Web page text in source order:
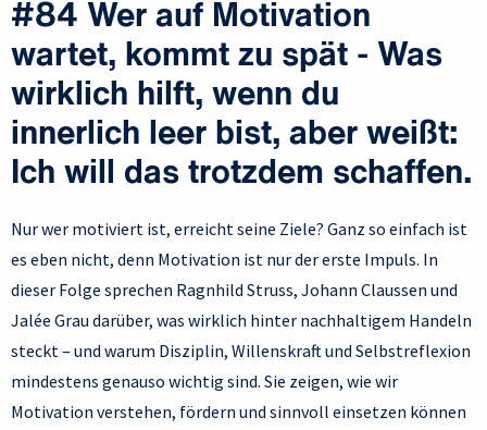
#84 Wer auf Motivation
wartet, kommt zu spät - Was
wirklich hilft, wenn du
innerlich leer bist, aber weißt:
Ich will das trotzdem schaffen.
Nur wer motiviert ist, erreicht seine Ziele? Ganz so einfach ist
es eben nicht, denn Motivation ist nur der erste Impuls. In
dieser Folge sprechen Ragnhild Struss, Johann Claussen und
Jalée Grau darüber, was wirklich hinter nachhaltigem Handeln
steckt – und warum Disziplin, Willenskraft und Selbstreflexion
mindestens genauso wichtig sind. Sie zeigen, wie wir
Motivation verstehen, fördern und sinnvoll einsetzen können